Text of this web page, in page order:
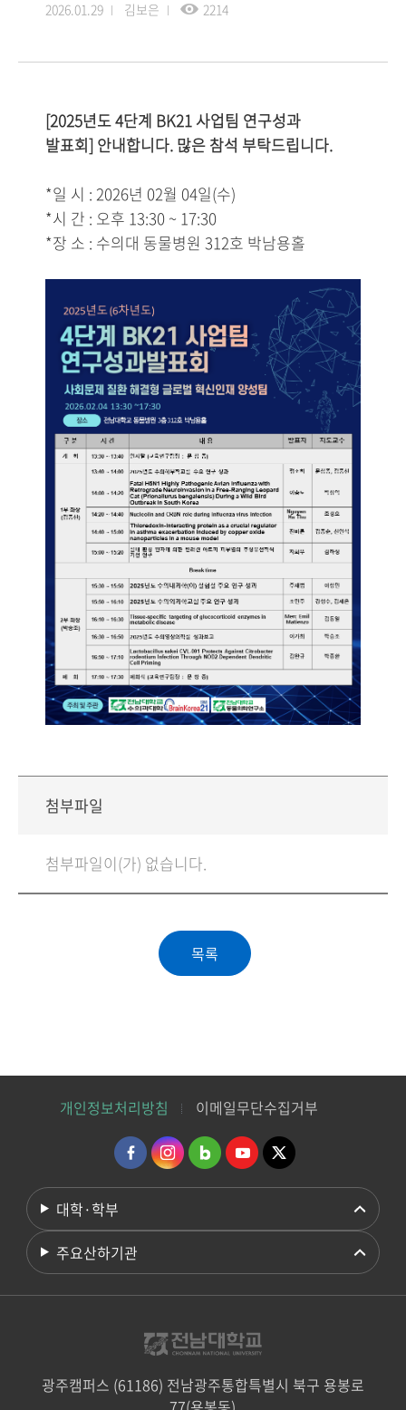
2026.01.29 김보은 2214
[2025년도 4단계 BK21 사업팀 연구성과
발표회] 안내합니다. 많은 참석 부탁드립니다.
*일 시 : 2026년 02월 04일(수)
*시 간 : 오후 13:30 ~ 17:30
*장 소 : 수의대 동물병원 312호 박남용홀
첨부파일
첨부파일이(가) 없습니다.
개인정보처리방침 이메일무단수집거부
대학·학부
주요산하기관
광주캠퍼스 (61186) 전남광주통합특별시 북구 용봉로